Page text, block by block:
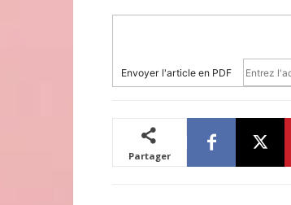
Envoyer l'article en PDF
Partager